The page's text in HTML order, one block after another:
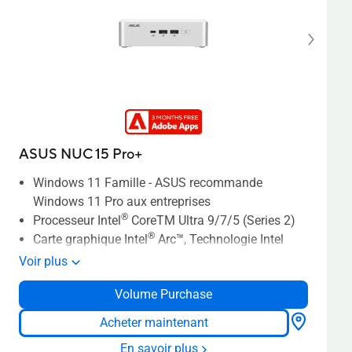
W de performance TDP
Sécurité de niveau entreprise conforme à la
ASUS NUC 15 Pro+
Windows 11 Famille - ASUS recommande
Windows 11 Pro aux entreprises
Processeur Intel® CoreTM Ultra 9/7/5 (Series 2)
Carte graphique Intel® Arc™, Technologie Intel
vPro
Slots SODIMM à double canal jusqu'à DDR5-
6400, 1,1V, 96 Go max.
Un slot M.2 22x80 pour SSD NVMe PCIe x4 Gen5,
Un slot M.2 22x42 pour extension PCIe x4 Gen 4
Voir plus
Volume Purchase
Acheter maintenant
En savoir plus